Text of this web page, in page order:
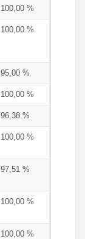
100,00 %
100,00 %
95,00 %
100,00 %
96,38 %
100,00 %
97,51 %
100,00 %
100,00 %